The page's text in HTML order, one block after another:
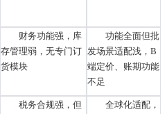
财务功能强，库
存管理弱，无专门订
货模块
功能全面但批
发场景适配浅，B
端定价、账期功能
不足
税务合规强，但
全球化适配，